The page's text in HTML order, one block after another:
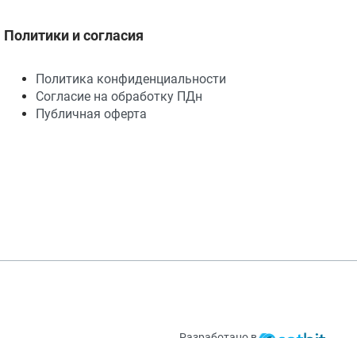
Политики и согласия
Политика конфиденциальности
Согласие на обработку ПДн
Публичная оферта